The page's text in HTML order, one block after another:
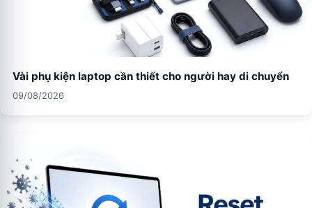
Vài phụ kiện laptop cần thiết cho người hay di chuyển
09/08/2026